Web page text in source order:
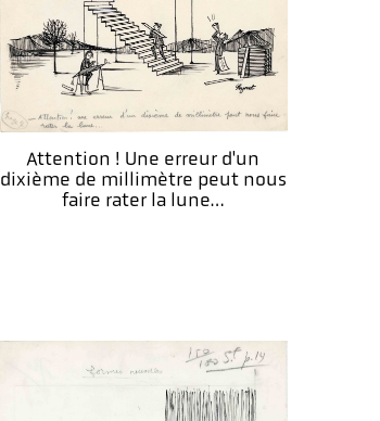
Attention ! Une erreur d'un
dixième de millimètre peut nous
faire rater la lune…